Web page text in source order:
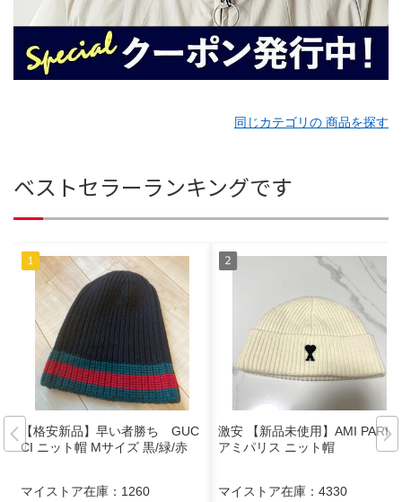
同じカテゴリの 商品を探す
ベストセラーランキングです
【格安新品】早い者勝ち GUC
CI ニット帽 Mサイズ 黒/緑/赤
マイストア在庫： 1260
激安 【新品未使用】AMI PARIS
アミパリス ニット帽
マイストア在庫： 4330